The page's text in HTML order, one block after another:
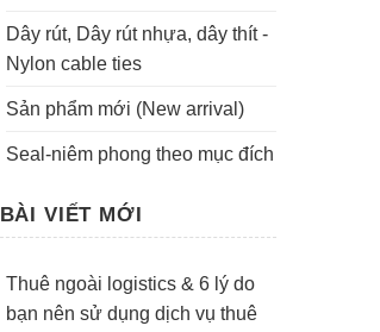
Dây rút, Dây rút nhựa, dây thít -
Nylon cable ties
Sản phẩm mới (New arrival)
Seal-niêm phong theo mục đích
BÀI VIẾT MỚI
Thuê ngoài logistics & 6 lý do
bạn nên sử dụng dịch vụ thuê